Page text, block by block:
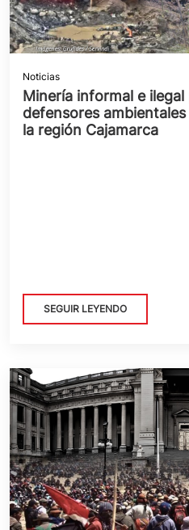
Noticias
Minería informal e
defensores
la región Cajamarca
SEGUIR LEYENDO